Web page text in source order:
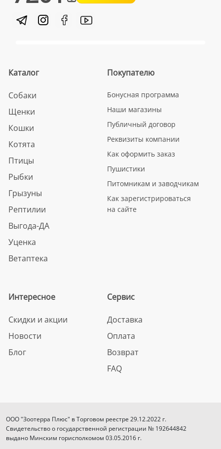
Каталог
Собаки
Щенки
Кошки
Котята
Птицы
Рыбки
Грызуны
Рептилии
Выгода-ДА
Уценка
Ветаптека
Покупателю
Бонусная программа
Наши магазины
Публичный договор
Реквизиты компании
Как оформить заказ
Пушистики
Питомникам и заводчикам
Как зарегистрироваться
на сайте
Интересное
Скидки и акции
Новости
Блог
Сервис
Доставка
Оплата
Возврат
FAQ
ООО "Зоотерра Плюс" в Торговом реестре 29.12.2022 г.
Свидетельство о государственной регистрации № 192644842
выдано Минским горисполкомом 03.05.2016 г.